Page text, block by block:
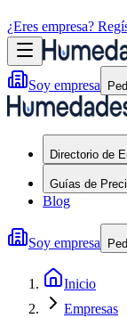
¿Eres empresa?
Soy empresa
Directorio de
Guías de
Blog
Soy empresa
Inicio
Empresas